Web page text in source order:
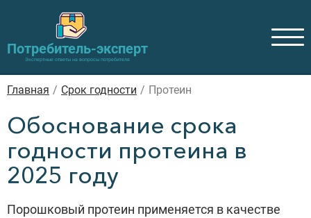
Потребитель-эксперт
Экспертные ответы на вопросы потребителя
Главная / Cрок годности / Протеин
Обоснование срока
годности протеина в
2025 году
Порошковый протеин применяется в качестве